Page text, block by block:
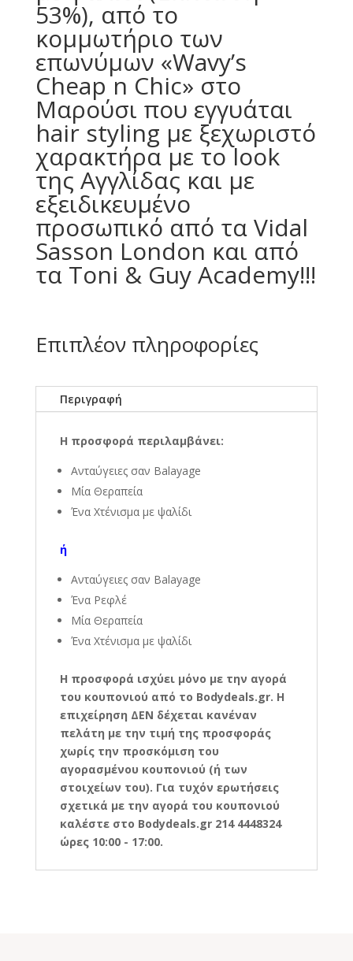
53%), από το
κομμωτήριο των
επωνύμων «Wavy’s
Cheap n Chic» στο
Μαρούσι που εγγυάται
hair styling με ξεχωριστό
χαρακτήρα με το look
της Αγγλίδας και με
εξειδικευμένο
προσωπικό από τα Vidal
Sasson London και από
τα Toni & Guy Academy!!!
Επιπλέον πληροφορίες
Περιγραφή
Η προσφορά περιλαμβάνει:
Ανταύγειες σαν Balayage
Μία Θεραπεία
Ένα Χτένισμα με ψαλίδι
ή
Ανταύγειες σαν Balayage
Ένα Ρεφλέ
Μία Θεραπεία
Ένα Χτένισμα με ψαλίδι
Η προσφορά ισχύει μόνο με την αγορά
του κουπονιού από το Bodydeals.gr. Η
επιχείρηση ΔΕΝ δέχεται κανέναν
πελάτη με την τιμή της προσφοράς
χωρίς την προσκόμιση του
αγορασμένου κουπονιού (ή των
στοιχείων του). Για τυχόν ερωτήσεις
σχετικά με την αγορά του κουπονιού
καλέστε στο Bodydeals.gr 214 4448324
ώρες 10:00 - 17:00.